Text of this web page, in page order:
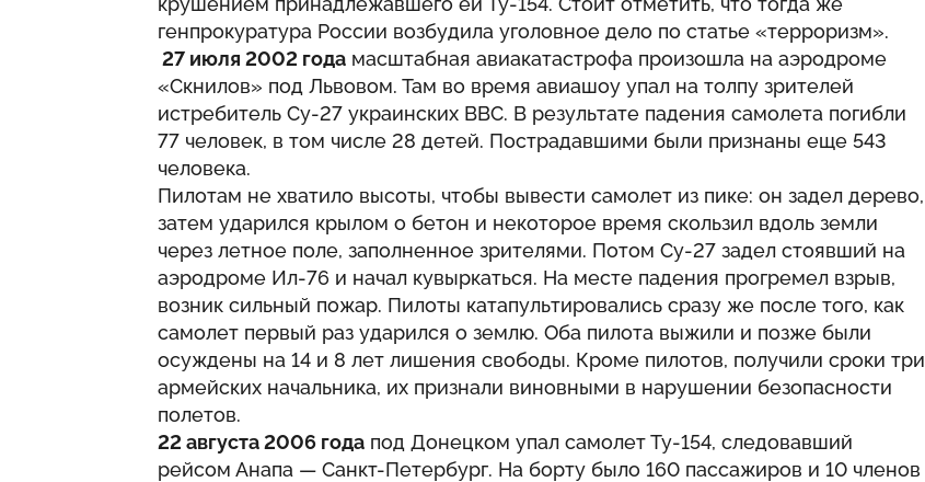
генпрокуратура России возбудила уголовное дело по статье «терроризм».
27 июля 2002 года масштабная авиакатастрофа произошла на аэродроме
«Скнилов» под Львовом. Там во время авиашоу упал на толпу зрителей
истребитель Су-27 украинских ВВС. В результате падения самолета погибли
77 человек, в том числе 28 детей. Пострадавшими были признаны еще 543
человека.
Пилотам не хватило высоты, чтобы вывести самолет из пике: он задел дерево,
затем ударился крылом о бетон и некоторое время скользил вдоль земли
через летное поле, заполненное зрителями. Потом Су-27 задел стоявший на
аэродроме Ил-76 и начал кувыркаться. На месте падения прогремел взрыв,
возник сильный пожар. Пилоты катапультировались сразу же после того, как
самолет первый раз ударился о землю. Оба пилота выжили и позже были
осуждены на 14 и 8 лет лишения свободы. Кроме пилотов, получили сроки три
армейских начальника, их признали виновными в нарушении безопасности
полетов.
22 августа 2006 года под Донецком упал самолет Ту-154, следовавший
рейсом Анапа — Санкт-Петербург. На борту было 160 пассажиров и 10 членов